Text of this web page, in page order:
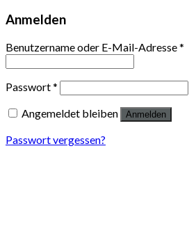
Anmelden
Benutzername oder E-Mail-Adresse*
Passwort*
Angemeldet bleiben
Anmelden
Passwort vergessen?